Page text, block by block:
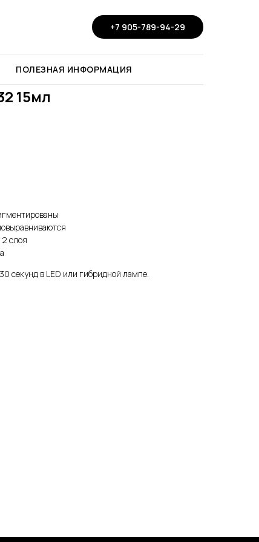
+7 905-789-94-29
ПОЛЕЗНАЯ ИНФОРМАЦИЯ
15мл
слоя
секунд в LED или гибридной лампе.